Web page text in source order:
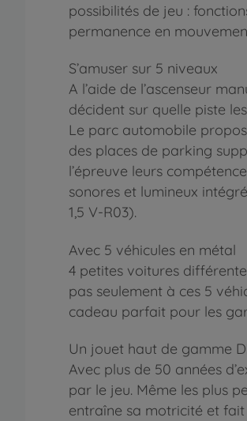
possibilités de jeu :
permanence en
S’amuser sur 5 niveaux
A l’aide de l’ascenseur
décident sur quelle piste
Le parc automobile
des places de parking
l’épreuve leurs
sonores et lumineux
1,5 V-R03).
Avec 5 véhicules en métal
4 petites voitures
pas seulement à ces 5
cadeau parfait pour les
Un jouet haut de gamme
Avec plus de 50 années
par le jeu. Même les plus
entraîne sa motricité et fait